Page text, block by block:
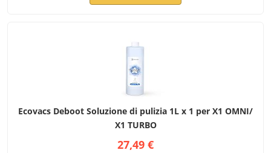
Ecovacs Deboot Soluzione di pulizia 1L x 1 per X1 OMNI/
X1 TURBO
27,49 €